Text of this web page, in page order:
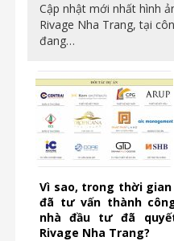
Cập nhật mới nhất hình
Rivage Nha Trang, tại
đang…
Vì sao, trong thời
đã tư vấn thành
nhà đầu tư đã
Rivage Nha Trang?